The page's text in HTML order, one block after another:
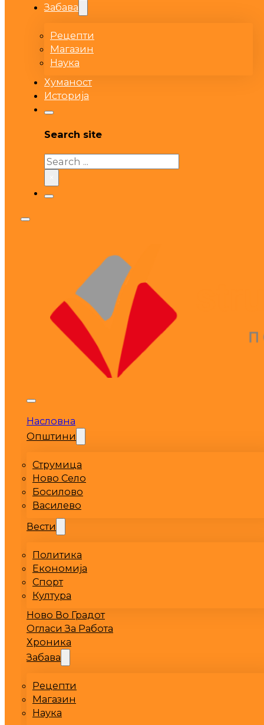
Забава
Рецепти
Магазин
Наука
Хуманост
Историја
Search site
Search
Насловна
Општини
Струмица
Ново Село
Босилово
Василево
Вести
Политика
Економија
Спорт
Култура
Ново Во Градот
Огласи За Работа
Хроника
Забава
Рецепти
Магазин
Наука